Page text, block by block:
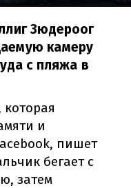
Зюдероог
камеру
с пляжа в
которая
и
пишет
бегает с
, затем